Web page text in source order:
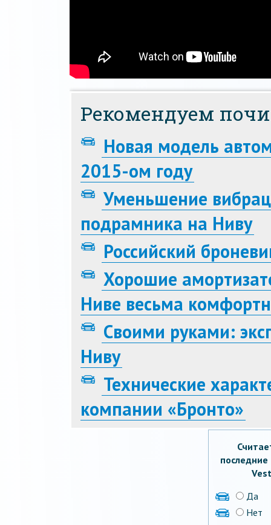
Рекомендуем
Новая модель
2015-ом году
Уменьшение
подрамника на Ниву
Российский
Хорошие
Ниве весьма
Своими руками:
Ниву
Технические
компании «Бронто»
Да
Нет